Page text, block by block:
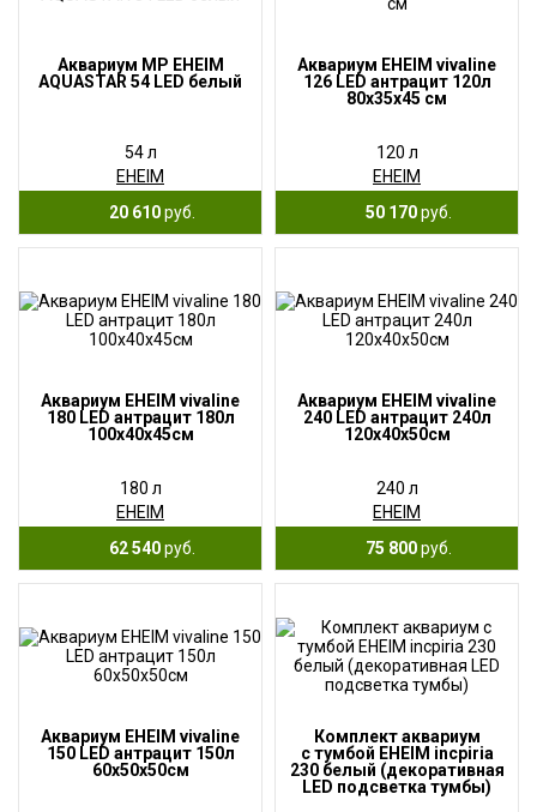
Аквариум MP EHEIM
AQUASTAR 54 LED белый
54 л
EHEIM
20 610руб.
Аквариум EHEIM vivaline
126 LED антрацит 120л
80x35x45 см
120 л
EHEIM
50 170руб.
Аквариум EHEIM vivaline
180 LED антрацит 180л
100x40x45см
180 л
EHEIM
62 540руб.
Аквариум EHEIM vivaline
240 LED антрацит 240л
120x40x50см
240 л
EHEIM
75 800руб.
Аквариум EHEIM vivaline
150 LED антрацит 150л
60x50x50см
Комплект аквариум
с тумбой EHEIM incpiria
230 белый (декоративная
LED подсветка тумбы)